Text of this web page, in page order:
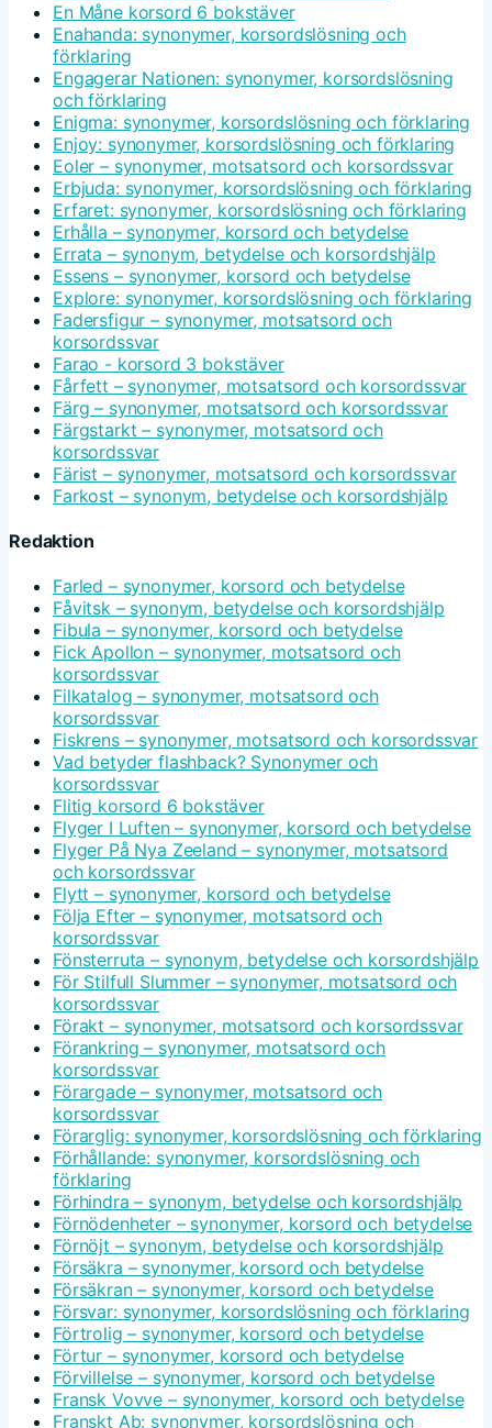
En Måne korsord 6 bokstäver
Enahanda: synonymer, korsordslösning och
förklaring
Engagerar Nationen: synonymer, korsordslösning
och förklaring
Enigma: synonymer, korsordslösning och förklaring
Enjoy: synonymer, korsordslösning och förklaring
Eoler – synonymer, motsatsord och korsordssvar
Erbjuda: synonymer, korsordslösning och förklaring
Erfaret: synonymer, korsordslösning och förklaring
Erhålla – synonymer, korsord och betydelse
Errata – synonym, betydelse och korsordshjälp
Essens – synonymer, korsord och betydelse
Explore: synonymer, korsordslösning och förklaring
Fadersfigur – synonymer, motsatsord och
korsordssvar
Farao - korsord 3 bokstäver
Fårfett – synonymer, motsatsord och korsordssvar
Färg – synonymer, motsatsord och korsordssvar
Färgstarkt – synonymer, motsatsord och
korsordssvar
Färist – synonymer, motsatsord och korsordssvar
Farkost – synonym, betydelse och korsordshjälp
Redaktion
Farled – synonymer, korsord och betydelse
Fåvitsk – synonym, betydelse och korsordshjälp
Fibula – synonymer, korsord och betydelse
Fick Apollon – synonymer, motsatsord och
korsordssvar
Filkatalog – synonymer, motsatsord och
korsordssvar
Fiskrens – synonymer, motsatsord och korsordssvar
Vad betyder flashback? Synonymer och
korsordssvar
Flitig korsord 6 bokstäver
Flyger I Luften – synonymer, korsord och betydelse
Flyger På Nya Zeeland – synonymer, motsatsord
och korsordssvar
Flytt – synonymer, korsord och betydelse
Följa Efter – synonymer, motsatsord och
korsordssvar
Fönsterruta – synonym, betydelse och korsordshjälp
För Stilfull Slummer – synonymer, motsatsord och
korsordssvar
Förakt – synonymer, motsatsord och korsordssvar
Förankring – synonymer, motsatsord och
korsordssvar
Förargade – synonymer, motsatsord och
korsordssvar
Förarglig: synonymer, korsordslösning och förklaring
Förhållande: synonymer, korsordslösning och
förklaring
Förhindra – synonym, betydelse och korsordshjälp
Förnödenheter – synonymer, korsord och betydelse
Förnöjt – synonym, betydelse och korsordshjälp
Försäkra – synonymer, korsord och betydelse
Försäkran – synonymer, korsord och betydelse
Försvar: synonymer, korsordslösning och förklaring
Förtrolig – synonymer, korsord och betydelse
Förtur – synonymer, korsord och betydelse
Förvillelse – synonymer, korsord och betydelse
Fransk Vovve – synonymer, korsord och betydelse
Franskt Ab: synonymer, korsordslösning och